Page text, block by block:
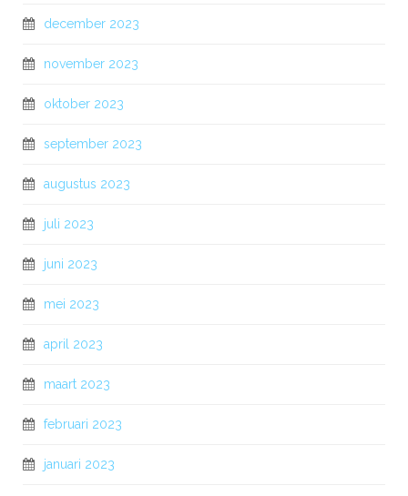
december 2023
november 2023
oktober 2023
september 2023
augustus 2023
juli 2023
juni 2023
mei 2023
april 2023
maart 2023
februari 2023
januari 2023